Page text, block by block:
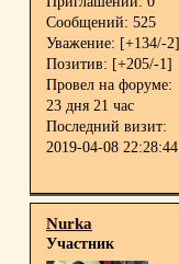
Сообщений: 525
Уважение: [+134/-2]
Позитив: [+205/-1]
Провел на форуме:
23 дня 21 час
Последний визит:
2019-04-08 22:28:44
Nurka
Участник